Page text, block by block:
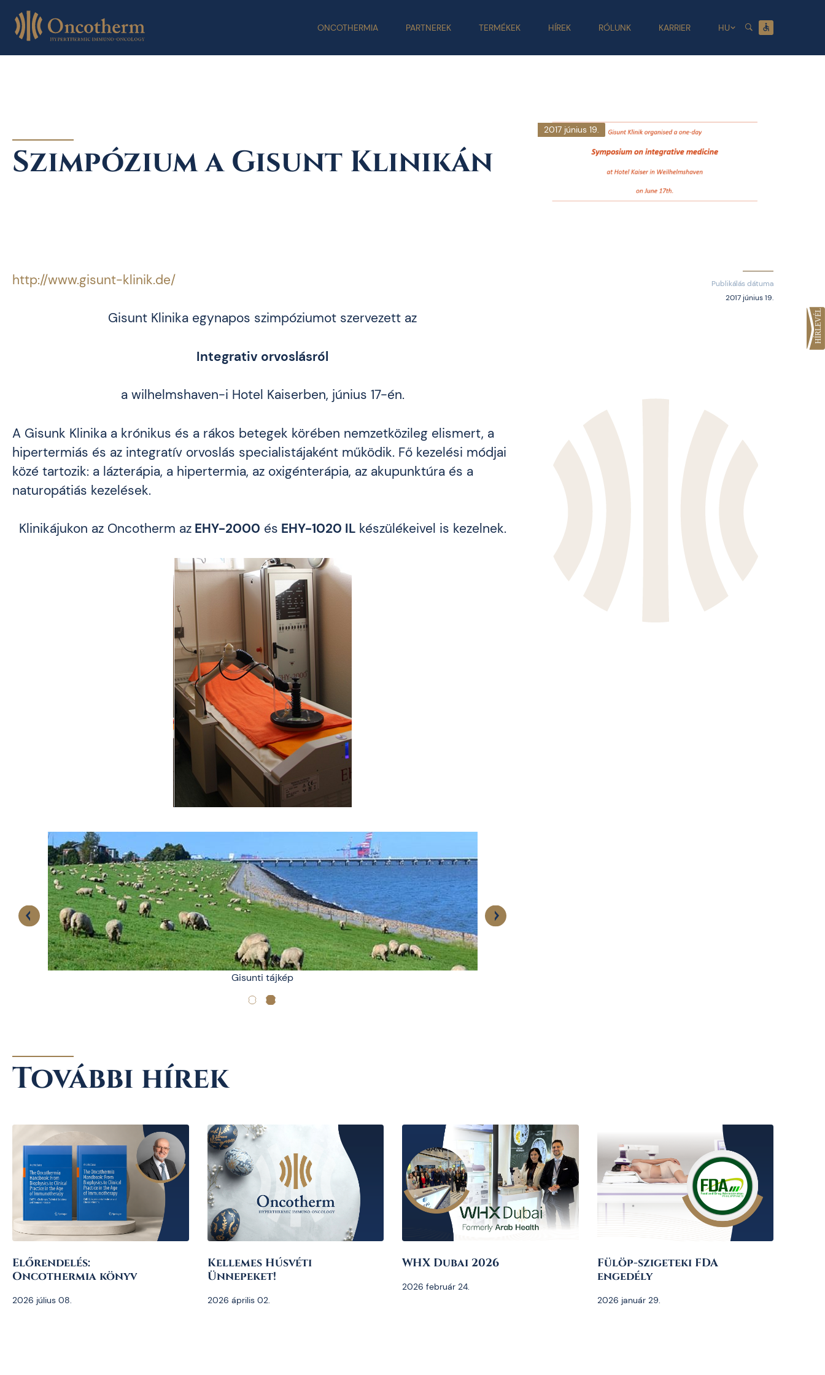
ONCOTHERMIA PARTNEREK TERMÉKEK HÍREK RÓLUNK KARRIER HU
Szimpózium a Gisunt Klinikán
2017 június 19.
http://www.gisunt-klinik.de/
Gisunt Klinika egynapos szimpóziumot szervezett az
Integrativ orvoslásról
a wilhelmshaven-i Hotel Kaiserben, június 17-én.
A Gisunk Klinika a krónikus és a rákos betegek körében nemzetközileg elismert, a
hipertermiás és az integratív orvoslás specialistájaként működik. Fő kezelési módjai
közé tartozik: a lázterápia, a hipertermia, az oxigénterápia, az akupunktúra és a
naturopátiás kezelések.
Klinikájukon az Oncotherm azEHY-2000 és EHY-1020 IL készülékeivel is kezelnek.
Gisunti tájkép
Publikálás dátuma
2017 június 19.
További hírek
Előrendelés:
Oncothermia könyv
2026 július 08.
Kellemes Húsvéti
Ünnepeket!
2026 április 02.
WHX Dubai 2026
2026 február 24.
Fülöp-szigeteki FDA
engedély
2026 január 29.